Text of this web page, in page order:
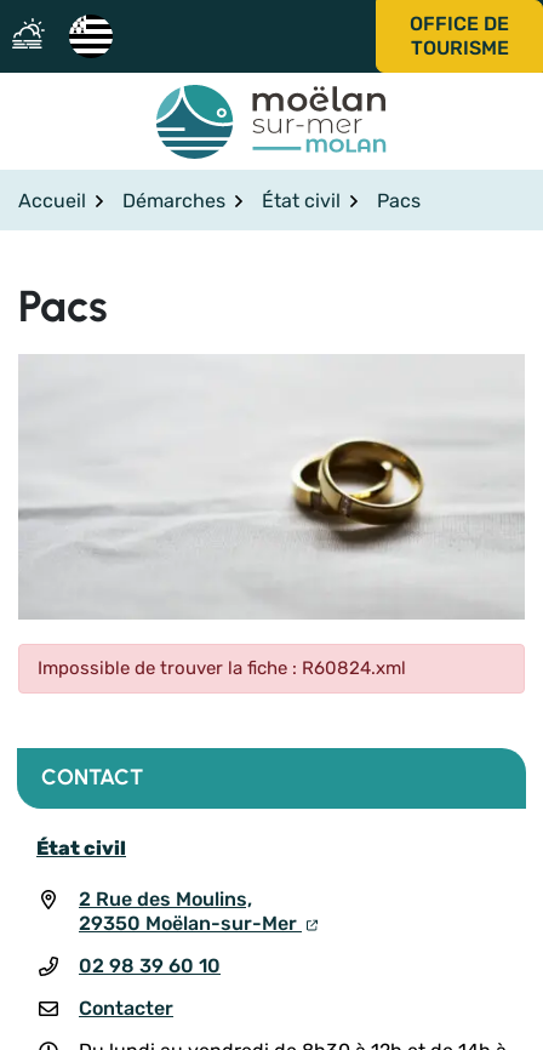
Aller
au
contenu
OFFICE DE
TOURISME
Accueil Démarches État civil Pacs
Pacs
Impossible de trouver la fiche : R60824.xml
CONTACT
État civil
2 Rue des Moulins,
29350 Moëlan-sur-Mer
02 98 39 60 10
Contacter